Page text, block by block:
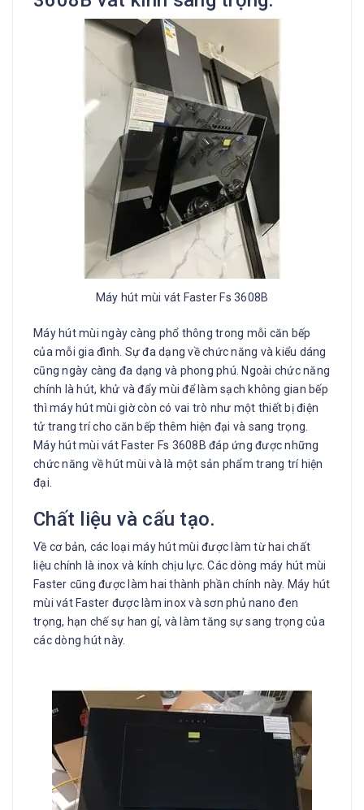
Máy hút mùi vát Faster Fs 3608B
Máy hút mùi ngày càng phổ thông trong mỗi căn bếp
của mỗi gia đình. Sự đa dạng về chức năng và kiểu dáng
cũng ngày càng đa dạng và phong phú. Ngoài chức năng
chính là hút, khử và đẩy mùi để làm sạch không gian bếp
thì máy hút mùi giờ còn có vai trò như một thiết bị điện
tử trang trí cho căn bếp thêm hiện đại và sang trọng.
Máy hút mùi vát Faster Fs 3608B đáp ứng được những
chức năng về hút mùi và là một sản phẩm trang trí hiện
đại.
Chất liệu và cấu tạo.
Về cơ bản, các loại máy hút mùi được làm từ hai chất
liệu chính là inox và kính chịu lực. Các dòng máy hút mùi
Faster cũng được làm hai thành phần chính này. Máy hút
mùi vát Faster được làm inox và sơn phủ nano đen
trọng, hạn chế sự han gỉ, và làm tăng sự sang trọng của
các dòng hút này.